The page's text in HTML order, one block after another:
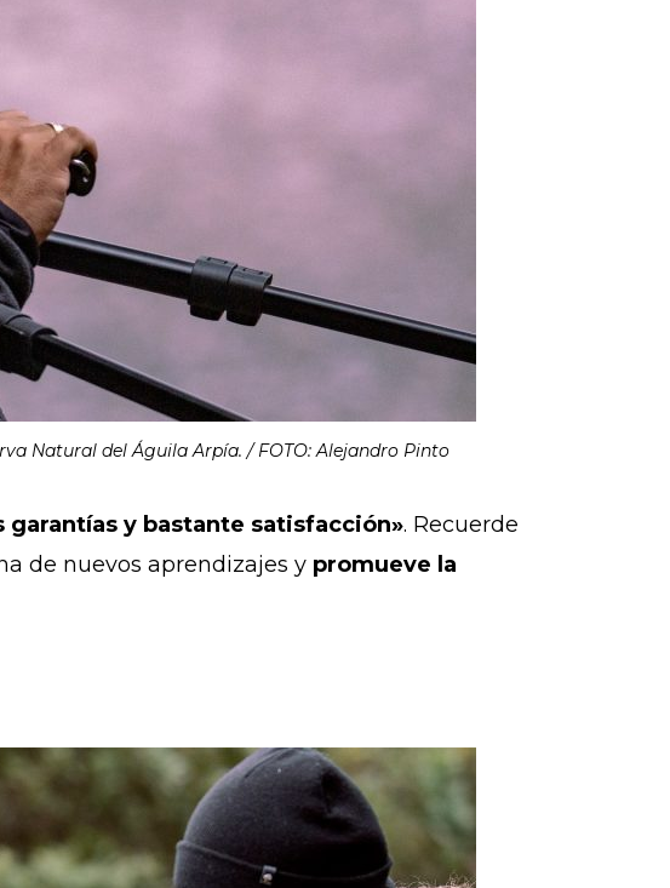
Natural del Águila Arpía. / FOTO: Alejandro Pinto
garantías y bastante satisfacción». Recuerde
de nuevos aprendizajes y promueve la